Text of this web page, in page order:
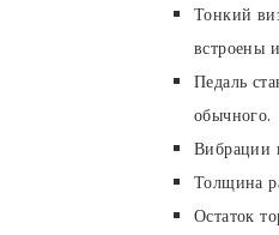
Тонкий
встроены
Педаль
обычного.
Вибрации
Толщина
Остаток